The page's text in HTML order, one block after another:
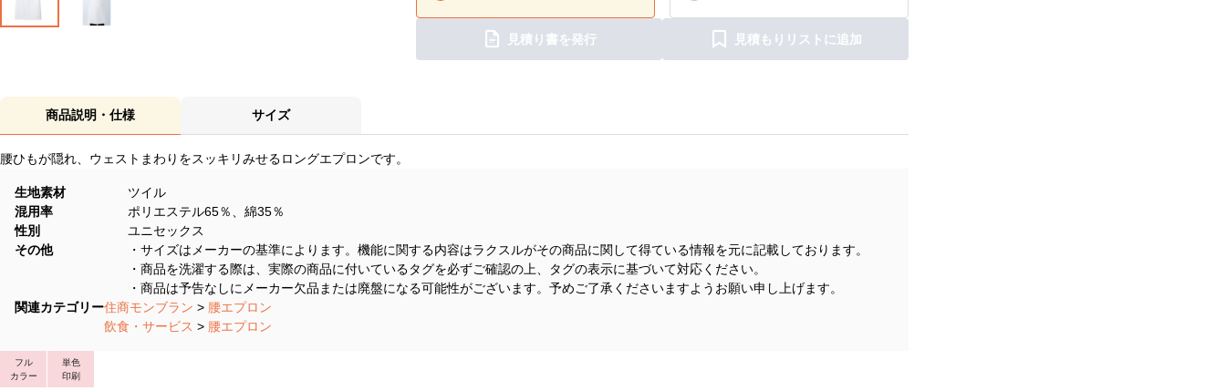
見積り書を発行 見積もりリストに追加
商品説明・仕様 サイズ
腰ひもが隠れ、ウェストまわりをスッキリみせるロングエプロンです。
フル
カラー
単色
印刷
生地素材
ツイル
混用率
ポリエステル65％、綿35％
性別
ユニセックス
その他
・サイズはメーカーの基準によります。機能に関する内容はラクスルがその商品に関して得ている情報を元に記載しております。
・商品を洗濯する際は、実際の商品に付いているタグを必ずご確認の上、タグの表示に基づいて対応ください。
・商品は予告なしにメーカー欠品または廃盤になる可能性がございます。予めご了承くださいますようお願い申し上げます。
関連カテゴリー住商モンブラン > 腰エプロン
飲食・サービス > 腰エプロン